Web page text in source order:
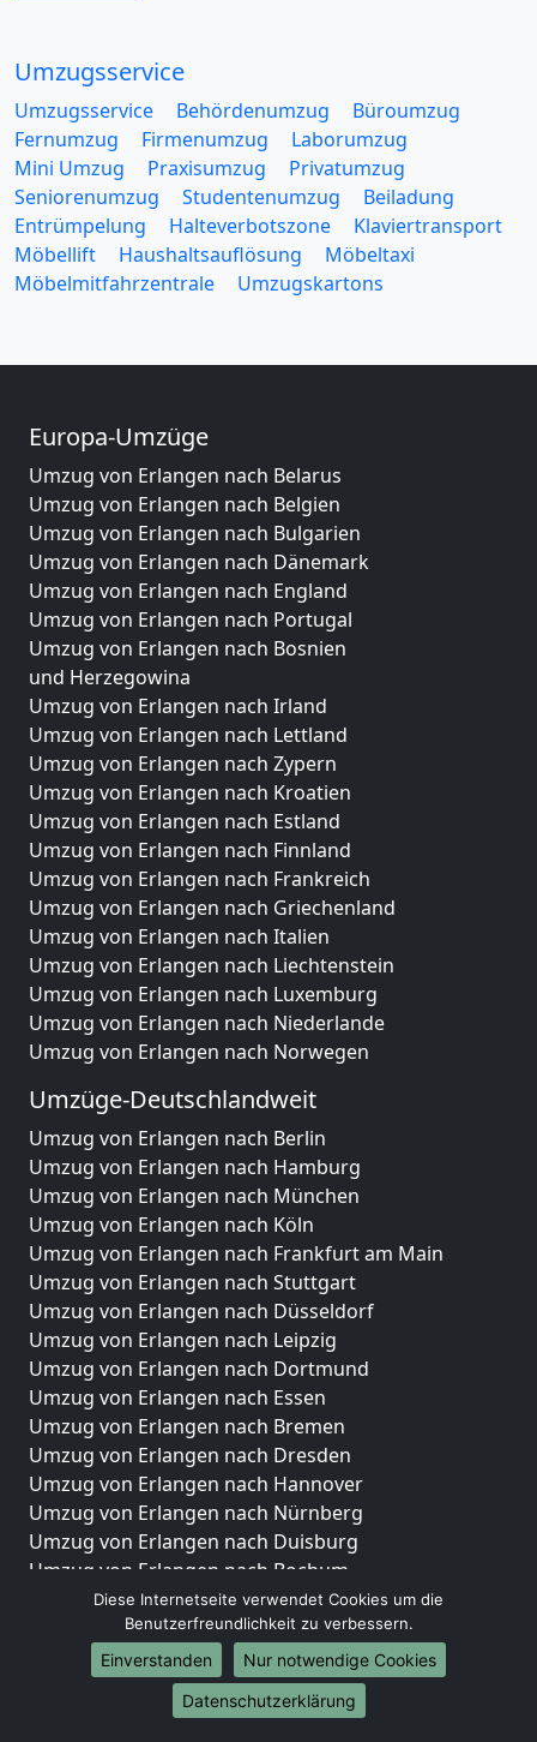
Umzugsservice
Umzugsservice Behördenumzug
Büroumzug
Fernumzug
Firmenumzug
Laborumzug
Mini Umzug
Praxisumzug
Privatumzug
Seniorenumzug
Studentenumzug
Beiladung
Entrümpelung
Halteverbotszone
Klaviertransport
Möbellift
Haushaltsauflösung
Möbeltaxi
Möbelmitfahrzentrale
Umzugskartons
Europa-Umzüge
Umzug von Erlangen nach Belarus
Umzug von Erlangen nach Belgien
Umzug von Erlangen nach Bulgarien
Umzug von Erlangen nach Dänemark
Umzug von Erlangen nach England
Umzug von Erlangen nach Portugal
Umzug von Erlangen nach Bosnien
und Herzegowina
Umzug von Erlangen nach Irland
Umzug von Erlangen nach Lettland
Umzug von Erlangen nach Zypern
Umzug von Erlangen nach Kroatien
Umzug von Erlangen nach Estland
Umzug von Erlangen nach Finnland
Umzug von Erlangen nach Frankreich
Umzug von Erlangen nach Griechenland
Umzug von Erlangen nach Italien
Umzug von Erlangen nach Liechtenstein
Umzug von Erlangen nach Luxemburg
Umzug von Erlangen nach Niederlande
Umzug von Erlangen nach Norwegen
Umzüge-Deutschlandweit
Umzug von Erlangen nach Berlin
Umzug von Erlangen nach Hamburg
Umzug von Erlangen nach München
Umzug von Erlangen nach Köln
Umzug von Erlangen nach Frankfurt am Main
Umzug von Erlangen nach Stuttgart
Umzug von Erlangen nach Düsseldorf
Umzug von Erlangen nach Leipzig
Umzug von Erlangen nach Dortmund
Umzug von Erlangen nach Essen
Umzug von Erlangen nach Bremen
Umzug von Erlangen nach Dresden
Umzug von Erlangen nach Hannover
Umzug von Erlangen nach Nürnberg
Umzug von Erlangen nach Duisburg
Umzug von Erlangen nach Bochum
Umzug von Erlangen nach Wuppertal
Umzug von Erlangen nach Bielefeld
Umzug von Erlangen nach Bonn
Umzug von Erlangen nach Münster
Diese Internetseite verwendet Cookies um die
Benutzerfreundlichkeit zu verbessern.
Einverstanden
Nur notwendige Cookies
Datenschutzerklärung